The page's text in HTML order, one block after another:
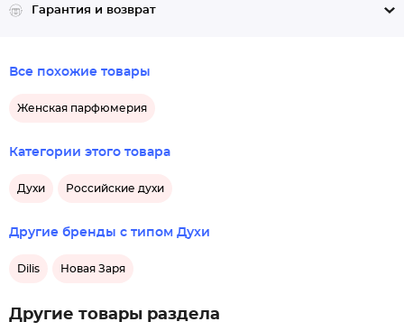
Гарантия и возврат
Все похожие товары
Женская парфюмерия
Категории этого товара
Духи Российские духи
Другие бренды с типом Духи
Dilis Новая Заря
Другие товары раздела